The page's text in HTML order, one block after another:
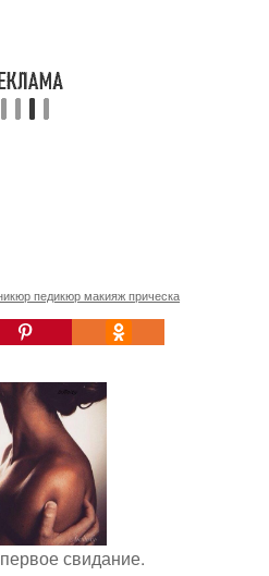
педикюр макияж прическа
свидание.